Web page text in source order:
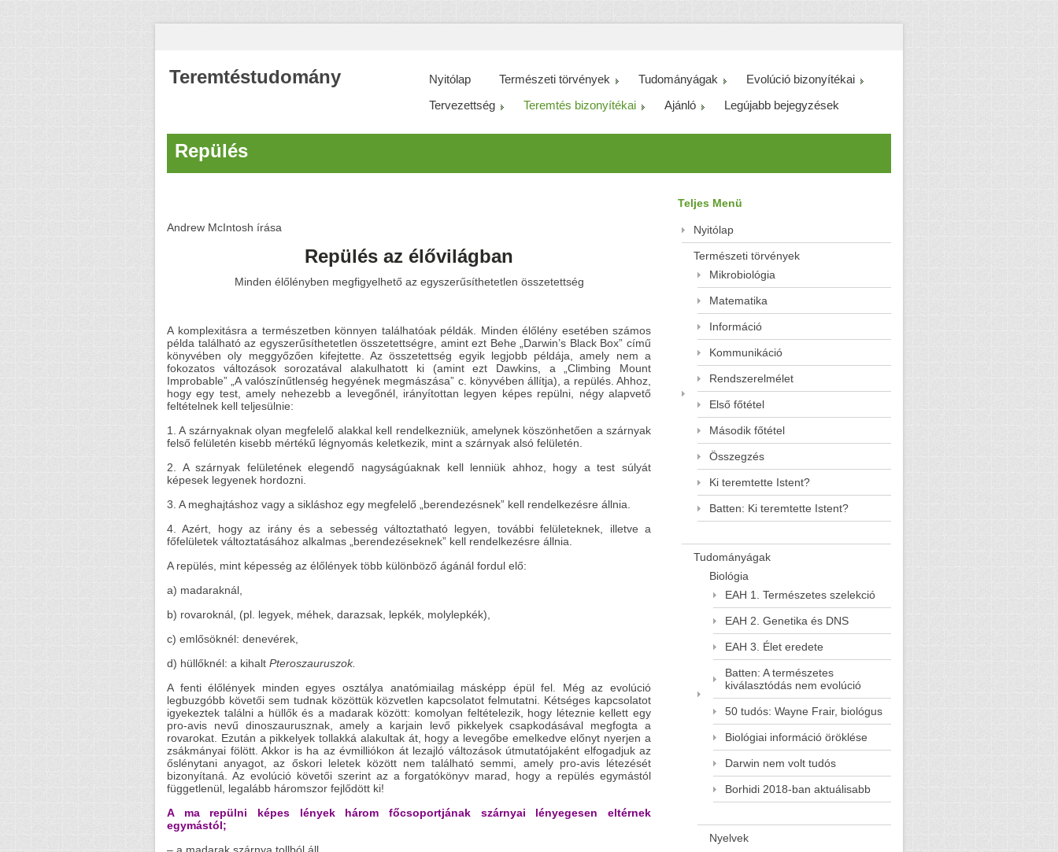
Teremtéstudomány Nyitólap Természeti törvények Tudományágak
Evolúció bizonyítékai
Tervezettség
Teremtés bizonyítékai Ajánló Legújabb bejegyzések
Repülés
Andrew McIntosh írása
Repülés az élővilágban
Minden élőlényben megfigyelhető az egyszerűsíthetetlen összetettség
A komplexitásra a természetben könnyen találhatóak példák. Minden élőlény esetében számos
példa található az egyszerűsíthetetlen összetettségre, amint ezt Behe „Darwin’s Black Box” című
könyvében oly meggyőzően kifejtette. Az összetettség egyik legjobb példája, amely nem a
fokozatos változások sorozatával alakulhatott ki (amint ezt Dawkins, a „Climbing Mount
Improbable” „A valószínűtlenség hegyének megmászása” c. könyvében állítja), a repülés. Ahhoz,
hogy egy test, amely nehezebb a levegőnél, irányítottan legyen képes repülni, négy alapvető
feltételnek kell teljesülnie:
1. A szárnyaknak olyan megfelelő alakkal kell rendelkezniük, amelynek köszönhetően a szárnyak
felső felületén kisebb mértékű légnyomás keletkezik, mint a szárnyak alsó felületén.
2. A szárnyak felületének elegendő nagyságúaknak kell lenniük ahhoz, hogy a test súlyát
képesek legyenek hordozni.
3. A meghajtáshoz vagy a sikláshoz egy megfelelő „berendezésnek” kell rendelkezésre állnia.
4. Azért, hogy az irány és a sebesség változtatható legyen, további felületeknek, illetve a
főfelületek változtatásához alkalmas „berendezéseknek” kell rendelkezésre állnia.
A repülés, mint képesség az élőlények több különböző ágánál fordul elő:
a) madaraknál,
b) rovaroknál, (pl. legyek, méhek, darazsak, lepkék, molylepkék),
c) emlősöknél: denevérek,
d) hüllőknél: a kihalt Pteroszauruszok.
A fenti élőlények minden egyes osztálya anatómiailag másképp épül fel. Még az evolúció
legbuzgóbb követői sem tudnak közöttük közvetlen kapcsolatot felmutatni. Kétséges kapcsolatot
igyekeztek találni a hüllők és a madarak között: komolyan feltételezik, hogy léteznie kellett egy
pro-avis nevű dinoszaurusznak, amely a karjain levő pikkelyek csapkodásával megfogta a
rovarokat. Ezután a pikkelyek tollakká alakultak át, hogy a levegőbe emelkedve előnyt nyerjen a
zsákmányai fölött. Akkor is ha az évmilliókon át lezajló változások útmutatójaként elfogadjuk az
őslénytani anyagot, az őskori leletek között nem található semmi, amely pro-avis létezését
bizonyítaná. Az evolúció követői szerint az a forgatókönyv marad, hogy a repülés egymástól
függetlenül, legalább háromszor fejlődött ki!
A ma repülni képes lények három főcsoportjának szárnyai lényegesen eltérnek
egymástól;
Teljes Menü
Nyitólap
Természeti törvények
Mikrobiológia
Matematika
Információ
Kommunikáció
Rendszerelmélet
Első főtétel
Második főtétel
Összegzés
Ki teremtette Istent?
Batten: Ki teremtette Istent?
Tudományágak
Biológia
EAH 1. Természetes szelekció
EAH 2. Genetika és DNS
EAH 3. Élet eredete
Batten: A természetes
kiválasztódás nem evolúció
50 tudós: Wayne Frair, biológus
Biológiai információ öröklése
Darwin nem volt tudós
Borhidi 2018-ban aktuálisabb
Nyelvek